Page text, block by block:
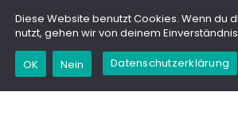
Inhalt
springen
Diese Website benutzt Cookies. Wenn du
nutzt, gehen wir von deinem
OK Nein Datenschutzerklärung